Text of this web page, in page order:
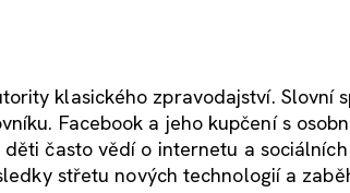
klasického zpravodajství. Slovní
Facebook a jeho kupčení s
často vědí o internetu a
střetu nových technologií a